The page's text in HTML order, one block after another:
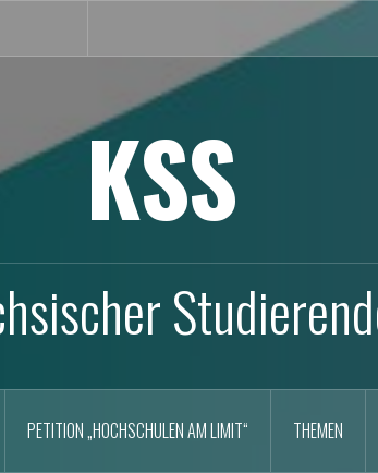
KSS
PETITION „HOCHSCHULEN AM LIMIT“ THEMEN